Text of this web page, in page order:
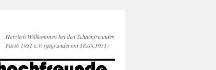
Herzlich Willkommen bei den Schachfreunden
Fürth 1951 e.V. (gegründet am 18.09.1951)